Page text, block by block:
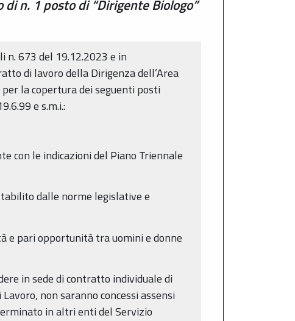
n. 1 posto di “Dirigente Biologo”
n. 673 del 19.12.2023 e in
di lavoro della Dirigenza dell’Area
la copertura dei seguenti posti
e s.m.i.:
con le indicazioni del Piano Triennale
dalle norme legislative e
e pari opportunità tra uomini e donne
in sede di contratto individuale di
non saranno concessi assensi
in altri enti del Servizio